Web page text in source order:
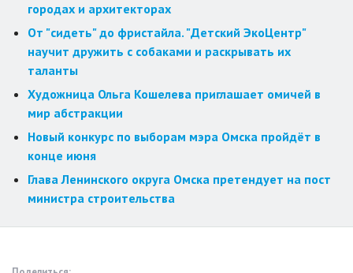
городах и архитекторах
От "сидеть" до фристайла. "Детский ЭкоЦентр"
научит дружить с собаками и раскрывать их
таланты
Художница Ольга Кошелева приглашает омичей в
мир абстракции
Новый конкурс по выборам мэра Омска пройдёт в
конце июня
Глава Ленинского округа Омска претендует на пост
министра строительства